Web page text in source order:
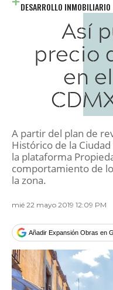
DESARROLLO INMOBILIARIO
Así
precio
en
A partir del plan de
Histórico de la
la plataforma
comportamiento de
la zona.
mié 22 mayo 2019 12:09 PM
Añadir Expansión Obras en